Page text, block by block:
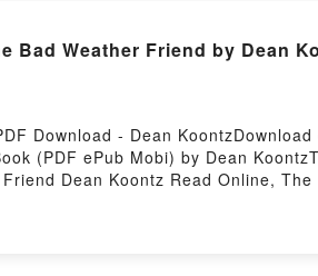
Encyclopédie pratique de la pêche
by Firstory Hosting
Bad Weather Friend by Dean
Download - Dean
(PDF ePub Mobi) by Dean
Dean Koontz Read Online,